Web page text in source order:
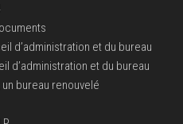
d’administration et du bureau
d’administration et du bureau
bureau renouvelé